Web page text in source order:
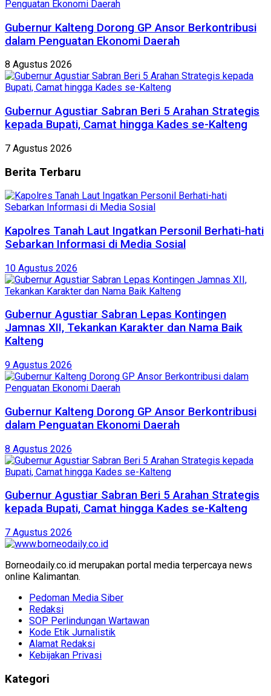
Gubernur Kalteng Dorong GP Ansor Berkontribusi
dalam Penguatan Ekonomi Daerah
8 Agustus 2026
Gubernur Agustiar Sabran Beri 5 Arahan Strategis
kepada Bupati, Camat hingga Kades se-Kalteng
7 Agustus 2026
Berita Terbaru
Kapolres Tanah Laut Ingatkan Personil Berhati-hati
Sebarkan Informasi di Media Sosial
10 Agustus 2026
Gubernur Agustiar Sabran Lepas Kontingen
Jamnas XII, Tekankan Karakter dan Nama Baik
Kalteng
9 Agustus 2026
Gubernur Kalteng Dorong GP Ansor Berkontribusi
dalam Penguatan Ekonomi Daerah
8 Agustus 2026
Gubernur Agustiar Sabran Beri 5 Arahan Strategis
kepada Bupati, Camat hingga Kades se-Kalteng
7 Agustus 2026
Borneodaily.co.id merupakan portal media terpercaya news
online Kalimantan.
Pedoman Media Siber
Redaksi
SOP Perlindungan Wartawan
Kode Etik Jurnalistik
Alamat Redaksi
Kebijakan Privasi
Kategori